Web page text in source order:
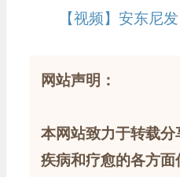
【视频】安东尼
网站声明：
本网站致力于转载分
疾病和疗愈的各方